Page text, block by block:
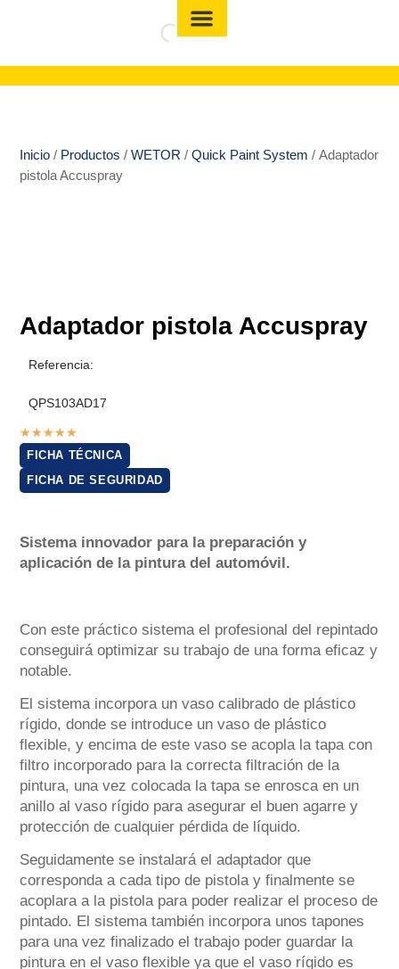
Inicio / Productos / WETOR / Quick Paint System / Adaptador
pistola Accuspray
Adaptador pistola Accuspray
Referencia:
QPS103AD17
★★★★★
FICHA TÉCNICA
FICHA DE SEGURIDAD
Sistema innovador para la preparación y
aplicación de la pintura del automóvil.
Con este práctico sistema el profesional del repintado
conseguirá optimizar su trabajo de una forma eficaz y
notable.
El sistema incorpora un vaso calibrado de plástico
rígido, donde se introduce un vaso de plástico
flexible, y encima de este vaso se acopla la tapa con
filtro incorporado para la correcta filtración de la
pintura, una vez colocada la tapa se enrosca en un
anillo al vaso rígido para asegurar el buen agarre y
protección de cualquier pérdida de líquido.
Seguidamente se instalará el adaptador que
corresponda a cada tipo de pistola y finalmente se
acoplara a la pistola para poder realizar el proceso de
pintado. El sistema también incorpora unos tapones
para una vez finalizado el trabajo poder guardar la
pintura en el vaso flexible ya que el vaso rígido es